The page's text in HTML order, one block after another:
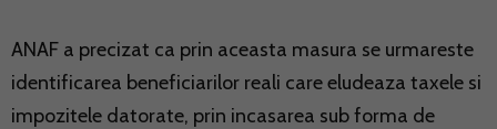
ANAF a precizat ca prin aceasta masura se urmareste
identificarea beneficiarilor reali care eludeaza taxele si
impozitele datorate, prin incasarea sub forma de